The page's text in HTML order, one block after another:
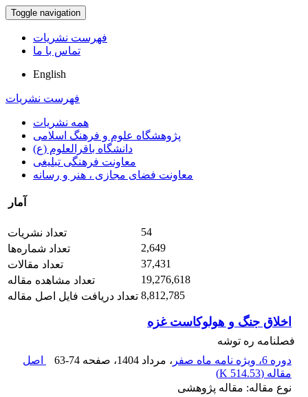
Toggle navigation
فهرست نشریات
تماس با ما
English
فهرست نشریات
همه نشریات
پژوهشگاه علوم و فرهنگ اسلامی
دانشگاه باقرالعلوم (ع)
معاونت فرهنگی تبلیغی
معاونت فضای مجازی ، هنر و رسانه
آمار
تعداد نشریات
54
تعداد شماره‌ها
2,649
تعداد مقالات
37,431
تعداد مشاهده مقاله
19,276,618
تعداد دریافت فایل اصل مقاله 8,812,785
اخلاق جنگ و هولوکاست غزه
فصلنامه ره توشه
دوره 6، ویژه نامه ماه صفر
، مرداد 1404 ، صفحه 63-74
اصل
مقاله (514.53 K
)
نوع مقاله: مقاله پژوهشی